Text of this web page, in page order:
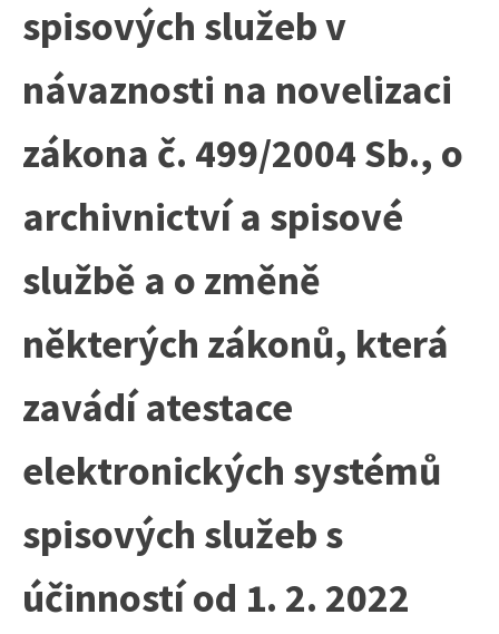
spisových služeb v
návaznosti na novelizaci
zákona č. 499/2004 Sb., o
archivnictví a spisové
službě a o změně
některých zákonů, která
zavádí atestace
elektronických systémů
spisových služeb s
účinností od 1. 2. 2022